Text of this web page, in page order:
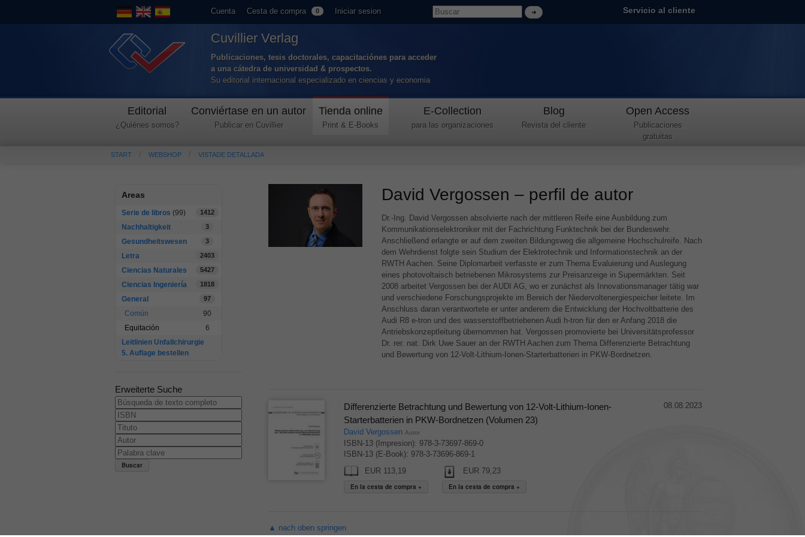
Cuenta Cesta de compra 0 Iniciar sesion Servicio al cliente
Cuvillier Verlag
Publicaciones, tesis doctorales, capacitaciónes para acceder
a una cátedra de universidad & prospectos.
Su editorial internacional especializado en ciencias y economia
Editorial
¿Quiénes somos?
Conviértase en un autor
Publicar en Cuvillier
Tienda online
Print & E-Books
E-Collection
para las organizaciones
Blog
Revista del cliente
Open Access
Publicaciones
gratuitas
START WEBSHOP VISTADE DETALLADA
Areas
Serie de libros (99) 1412
Nachhaltigkeit 3
Gesundheitswesen 3
Letra 2403
Ciencias Naturales 5427
Ciencias Ingeniería 1818
General 97
Común
90
Equitación
6
Leitlinien Unfallchirurgie
5. Auflage bestellen
Erweiterte Suche
David Vergossen – perfil de autor
Dr.-Ing. David Vergossen absolvierte nach der mittleren Reife eine Ausbildung zum
Kommunikationselektroniker mit der Fachrichtung Funktechnik bei der Bundeswehr.
Anschließend erlangte er auf dem zweiten Bildungsweg die allgemeine Hochschulreife. Nach
dem Wehrdienst folgte sein Studium der Elektrotechnik und Informationstechnik an der
RWTH Aachen. Seine Diplomarbeit verfasste er zum Thema Evaluierung und Auslegung
eines photovoltaisch betriebenen Mikrosystems zur Preisanzeige in Supermärkten. Seit
2008 arbeitet Vergossen bei der AUDI AG, wo er zunächst als Innovationsmanager tätig war
und verschiedene Forschungsprojekte im Bereich der Niedervoltenergiespeicher leitete. Im
Anschluss daran verantwortete er unter anderem die Entwicklung der Hochvoltbatterie des
Audi R8 e-tron und des wasserstoffbetriebenen Audi h-tron für den er Anfang 2018 die
Antriebskonzeptleitung übernommen hat. Vergossen promovierte bei Universitätsprofessor
Dr. rer. nat. Dirk Uwe Sauer an der RWTH Aachen zum Thema Differenzierte Betrachtung
und Bewertung von 12-Volt-Lithium-Ionen-Starterbatterien in PKW-Bordnetzen.
Differenzierte Betrachtung und Bewertung von 12-Volt-Lithium-Ionen-
Starterbatterien in PKW-Bordnetzen (Volumen 23)
David Vergossen Autor
ISBN-13 (Impresion): 978-3-73697-869-0
ISBN-13 (E-Book): 978-3-73696-869-1
EUR 113,19
EUR 79,23
08.08.2023
▲ nach oben springen